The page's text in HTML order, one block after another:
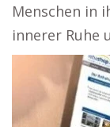
Menschen in
innerer Ruhe